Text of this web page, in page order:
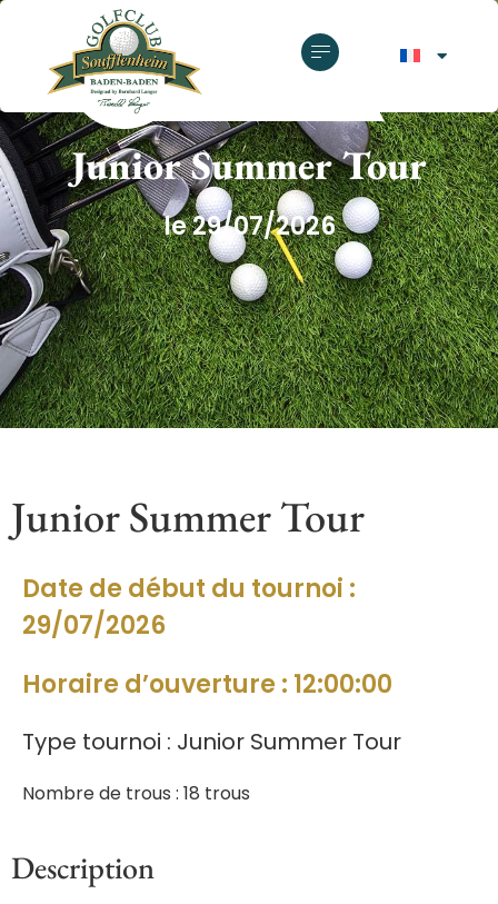
GOLF CLUB SOUFFLENHEIM
Junior Summer Tour
le 29/07/2026
Junior Summer Tour
Date de début du tournoi :
29/07/2026
Horaire d’ouverture : 12:00:00
Type tournoi : Junior Summer Tour
Nombre de trous : 18 trous
Description